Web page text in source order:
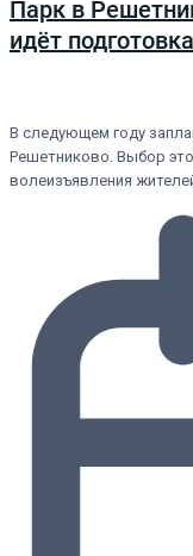
Парк в
идёт
В следующем году
Решетниково. Выбор
волеизъявления